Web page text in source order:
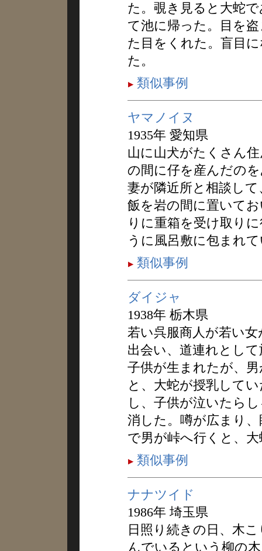
た。覗き見ると大蛇
て池に帰った。目を
た目をくれた。盲目
た。
類似事例
ヤマノイヌ
1935年 愛知県
山に山犬がたくさん
の間に仔を産んだの
妻が隣近所と相談し
飯を岩の間に置いて
りに重箱を受け取り
うに風呂敷に包まれ
類似事例
ダイジャ
1938年 栃木県
若い呉服商人が若い
出会い、道連れとし
子供が生まれたが、
と、大蛇が授乳して
し、子供が泣いたら
消した。噂が広まり
で男が峠へ行くと、
類似事例
ナナツイド
1986年 埼玉県
日照り続きの日、木
んでいるという柳の